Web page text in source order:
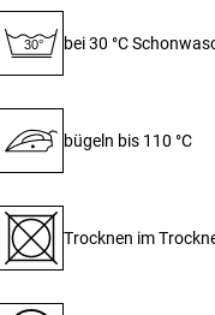
30° bei 30 °C
bügeln bis 110 °C
Trocknen im